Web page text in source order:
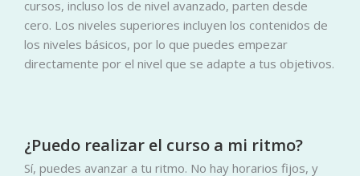
cursos, incluso los de nivel avanzado, parten desde
cero. Los niveles superiores incluyen los contenidos de
los niveles básicos, por lo que puedes empezar
directamente por el nivel que se adapte a tus objetivos.
¿Puedo realizar el curso a mi ritmo?
Sí, puedes avanzar a tu ritmo. No hay horarios fijos, y